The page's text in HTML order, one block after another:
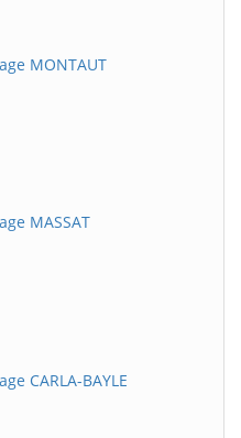
MONTAUT
MASSAT
CARLA-BAYLE